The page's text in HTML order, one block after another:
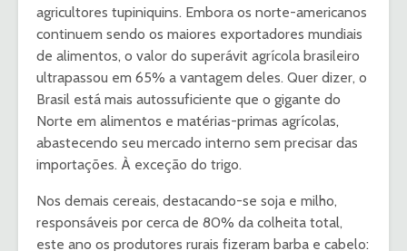
agricultores tupiniquins. Embora os norte-americanos
continuem sendo os maiores exportadores mundiais
de alimentos, o valor do superávit agrícola brasileiro
ultrapassou em 65% a vantagem deles. Quer dizer, o
Brasil está mais autossuficiente que o gigante do
Norte em alimentos e matérias-primas agrícolas,
abastecendo seu mercado interno sem precisar das
importações. À exceção do trigo.
Nos demais cereais, destacando-se soja e milho,
responsáveis por cerca de 80% da colheita total,
este ano os produtores rurais fizeram barba e cabelo: